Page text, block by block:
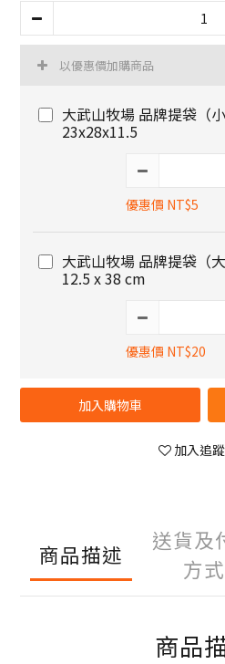
以優惠價加購商品
大武山牧場 品牌提袋（
23x28x11.5
優惠價 NT$5
大武山牧場 品牌提袋（
12.5 x 38 cm
優惠價 NT$20
加入購物車
加入追
商品描述
送貨及
方式
商品